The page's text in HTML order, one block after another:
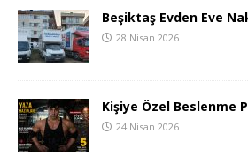
Beşiktaş Evden Eve
28 Nisan 2026
Kişiye Özel Beslenme
24 Nisan 2026